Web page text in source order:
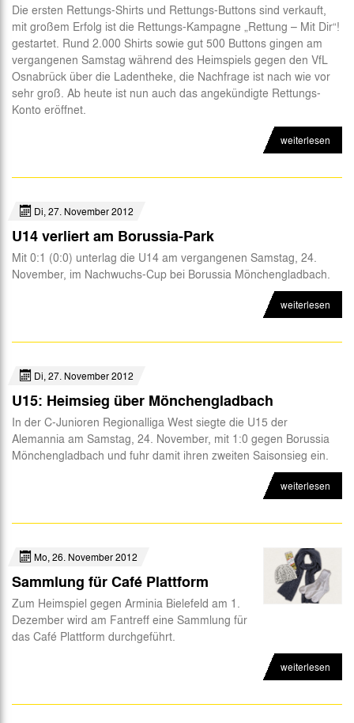
Abteilungen
Futsal
eSports
Die ersten Rettungs-Shirts und Rettungs-Buttons sind verkauft,
mit großem Erfolg ist die Rettungs-Kampagne „Rettung – Mit Dir“!
gestartet. Rund 2.000 Shirts sowie gut 500 Buttons gingen am
vergangenen Samstag während des Heimspiels gegen den VfL
Osnabrück über die Ladentheke, die Nachfrage ist nach wie vor
sehr groß. Ab heute ist nun auch das angekündigte Rettungs-
Konto eröffnet.
weiterlesen
Di, 27. November 2012
U14 verliert am Borussia-Park
Mit 0:1 (0:0) unterlag die U14 am vergangenen Samstag, 24.
November, im Nachwuchs-Cup bei Borussia Mönchengladbach.
weiterlesen
Di, 27. November 2012
U15: Heimsieg über Mönchengladbach
In der C-Junioren Regionalliga West siegte die U15 der
Alemannia am Samstag, 24. November, mit 1:0 gegen Borussia
Mönchengladbach und fuhr damit ihren zweiten Saisonsieg ein.
weiterlesen
Mo, 26. November 2012
Sammlung für Café Plattform
Zum Heimspiel gegen Arminia Bielefeld am 1.
Dezember wird am Fantreff eine Sammlung für
das Café Plattform durchgeführt.
weiterlesen